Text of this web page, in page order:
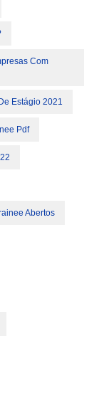
Com
Estágio 2021
Pdf
Abertos